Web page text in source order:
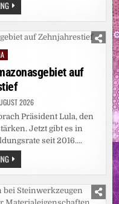
ERSTE
MÄNNERSCHUTZWOHNUNG
IN
ERÖFFNET
–
BEIM
AUSBAU
DES
GEWALTSCHUTZES
FÜR
MÄNNER
auf
2026
Präsident Lula, den
Jetzt gibt es in
seit 2016….
UMWELT:
ABHOLZUNG
IM
AUF
ZEHNJAHRESTIEF